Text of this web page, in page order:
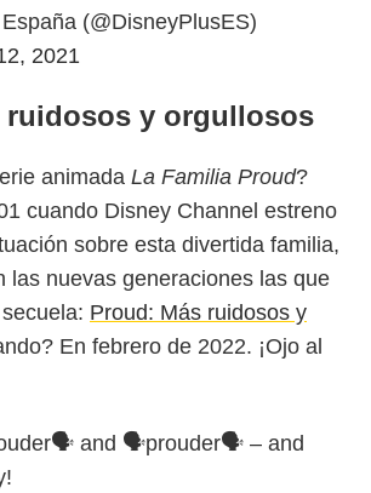
(@DisneyPlusES)
2021
ruidosos y orgullosos
animada La Familia Proud?
cuando Disney Channel estreno
sobre esta divertida familia,
las nuevas generaciones las que
Proud: Más ruidosos y
En febrero de 2022. ¡Ojo al
and 🗣prouder🗣 – and